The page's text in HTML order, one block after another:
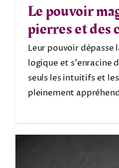
Le pouvoir
pierres et des
Leur pouvoir dépasse
logique et s'enracine
seuls les intuitifs et
pleinement